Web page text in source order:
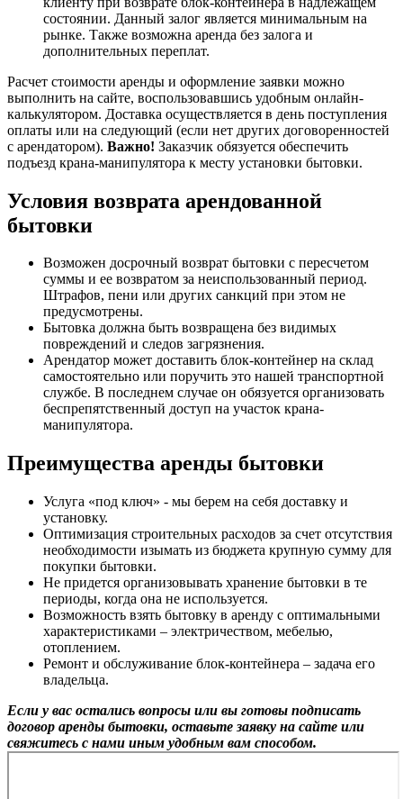
состоянии. Данный залог является минимальным на
рынке. Также возможна аренда без залога и
дополнительных переплат.
Расчет стоимости аренды и оформление заявки можно
выполнить на сайте, воспользовавшись удобным онлайн-
калькулятором. Доставка осуществляется в день поступления
оплаты или на следующий (если нет других договоренностей
с арендатором). Важно! Заказчик обязуется обеспечить
подъезд крана-манипулятора к месту установки бытовки.
Условия возврата арендованной
бытовки
Возможен досрочный возврат бытовки с пересчетом
суммы и ее возвратом за неиспользованный период.
Штрафов, пени или других санкций при этом не
предусмотрены.
Бытовка должна быть возвращена без видимых
повреждений и следов загрязнения.
Арендатор может доставить блок-контейнер на склад
самостоятельно или поручить это нашей транспортной
службе. В последнем случае он обязуется организовать
беспрепятственный доступ на участок крана-
манипулятора.
Преимущества аренды бытовки
Услуга «под ключ» - мы берем на себя доставку и
установку.
Оптимизация строительных расходов за счет отсутствия
необходимости изымать из бюджета крупную сумму для
покупки бытовки.
Не придется организовывать хранение бытовки в те
периоды, когда она не используется.
Возможность взять бытовку в аренду с оптимальными
характеристиками – электричеством, мебелью,
отоплением.
Ремонт и обслуживание блок-контейнера – задача его
владельца.
Если у вас остались вопросы или вы готовы подписать
договор аренды бытовки, оставьте заявку на сайте или
свяжитесь с нами иным удобным вам способом.